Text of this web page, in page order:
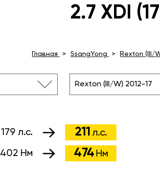
2.7 XDI
Главная SsangYong Rexton (III/
Rexton (III/W) 2012-17
179 л.с. 211 л.с.
402 Нм 474 Нм